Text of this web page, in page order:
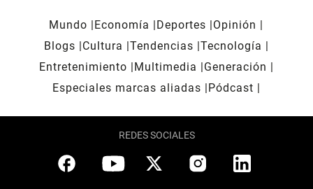
Mundo Economía Deportes
Opinión
Blogs
Cultura Tendencias Tecnología
Entretenimiento
Multimedia
Generación
Especiales marcas aliadas
Pódcast
REDES SOCIALES